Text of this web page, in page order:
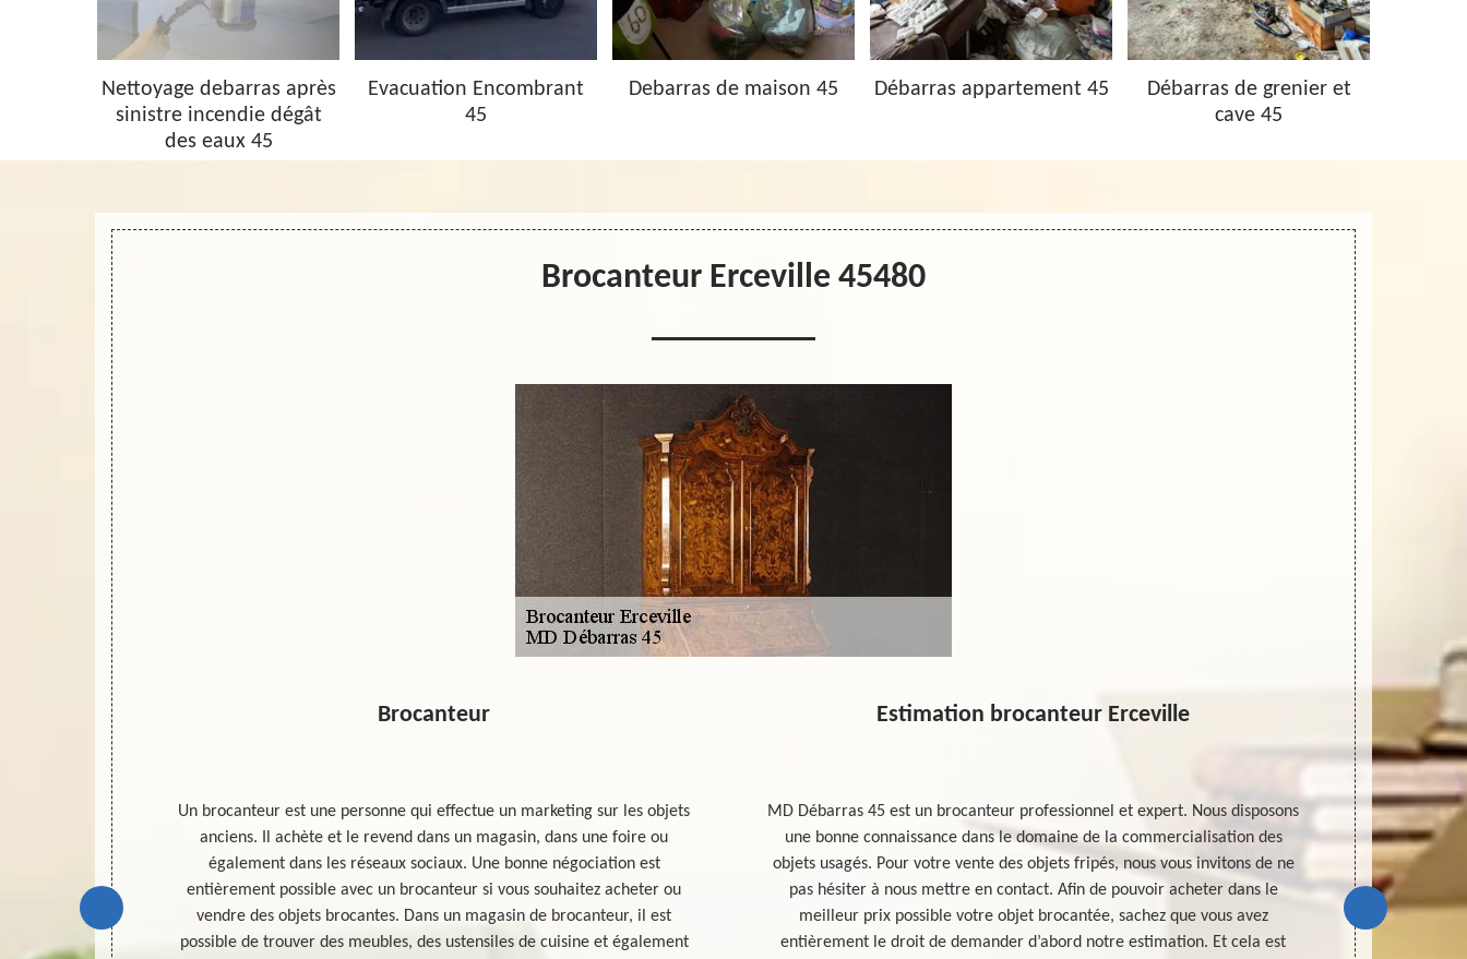
Nettoyage debarras après
sinistre incendie dégât
des eaux 45
Evacuation Encombrant
45
Debarras de maison 45 Débarras appartement 45
Débarras de grenier et
cave 45
Brocanteur Erceville 45480
brocantes
Brocanteur
Un brocanteur est une personne qui effectue un marketing sur les objets
anciens. Il achète et le revend dans un magasin, dans une foire ou
également dans les réseaux sociaux. Une bonne négociation est
entièrement possible avec un brocanteur si vous souhaitez acheter ou
vendre des objets brocantes. Dans un magasin de brocanteur, il est
possible de trouver des meubles, des ustensiles de cuisine et également
Estimation brocanteur Erceville
MD Débarras 45 est un brocanteur professionnel et expert. Nous disposons
une bonne connaissance dans le domaine de la commercialisation des
objets usagés. Pour votre vente des objets fripés, nous vous invitons de ne
pas hésiter à nous mettre en contact. Afin de pouvoir acheter dans le
meilleur prix possible votre objet brocantée, sachez que vous avez
entièrement le droit de demander d’abord notre estimation. Et cela est
Un
pertinente
d’acheter
mettre en